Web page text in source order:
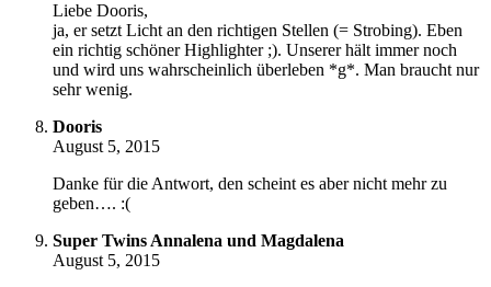
Liebe Dooris,
ja, er setzt Licht an den richtigen Stellen (= Strobing). Eben
ein richtig schöner Highlighter ;). Unserer hält immer noch
und wird uns wahrscheinlich überleben *g*. Man braucht nur
sehr wenig.
Dooris
August 5, 2015
Danke für die Antwort, den scheint es aber nicht mehr zu
geben…. :(
Super Twins Annalena und Magdalena
August 5, 2015